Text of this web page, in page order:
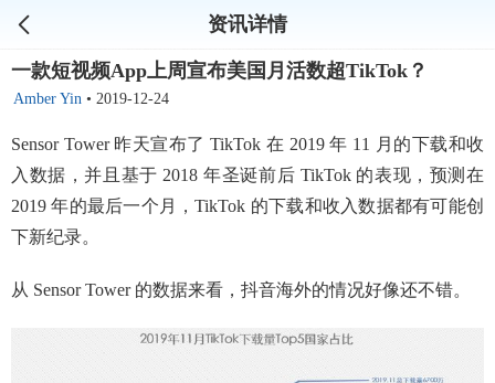
资讯详情
一款短视频App上周宣布美国月活数超TikTok？
Amber Yin • 2019-12-24
Sensor Tower 昨天宣布了 TikTok 在 2019 年 11 月的下载和收
入数据，并且基于 2018 年圣诞前后 TikTok 的表现，预测在
2019 年的最后一个月，TikTok 的下载和收入数据都有可能创
下新纪录。
从 Sensor Tower 的数据来看，抖音海外的情况好像还不错。